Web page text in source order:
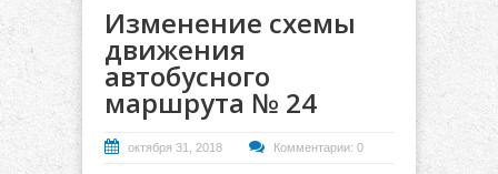
Изменение схемы
движения
автобусного
маршрута № 24
октября 31, 2018 Комментарии: 0